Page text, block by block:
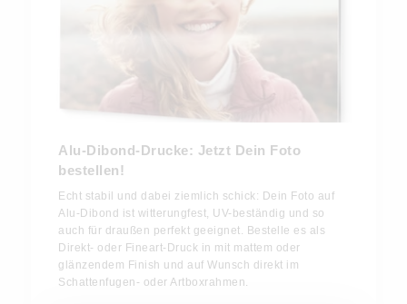
Alu-Dibond-Drucke: Jetzt Dein Foto
bestellen!
Echt stabil und dabei ziemlich schick: Dein Foto auf
Alu-Dibond ist witterungfest, UV-beständig und so
auch für draußen perfekt geeignet. Bestelle es als
Direkt- oder Fineart-Druck in mit mattem oder
glänzendem Finish und auf Wunsch direkt im
Schattenfugen- oder Artboxrahmen.